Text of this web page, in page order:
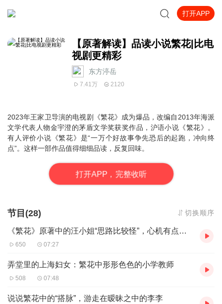
打开APP
【原著解读】品读小说繁花|比电
视剧更精彩
东方渟岳
7.41万 2120
2023年王家卫导演的电视剧《繁花》成为爆品，改编自2013年海派
文学代表人物金宇澄的茅盾文学奖获奖作品，沪语小说《繁花》。
有人评价小说《繁花》是“一万个好故事争先恐后的起跑，冲向终
点”。这样一部作品值得细细品读，反复回味。
打开APP，完整收听
节目(28) 切换顺序
《繁花》原著中的汪小姐“思路比较怪”，心机有点深！
650 07:27
弄堂里的上海妇女：繁花中形形色色的小学教师
508 07:48
说说繁花中的“搭脉”，游走在暧昧之中的李李